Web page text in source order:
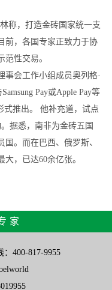
称，打造金砖国家统一支
前，各国专家正致力于协
性交易。
会工作小组成员奥列格·
Pay或Apple Pay等
式推出。 他补充道，试点
据悉，南非为金砖五国
。而在巴西、俄罗斯、
，已达60余亿张。
家
400-817-9955